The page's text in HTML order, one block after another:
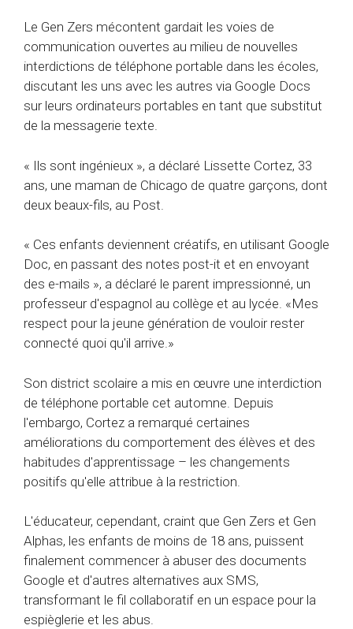
Le Gen Zers mécontent gardait les voies de
communication ouvertes au milieu de nouvelles
interdictions de téléphone portable dans les écoles,
discutant les uns avec les autres via Google Docs
sur leurs ordinateurs portables en tant que substitut
de la messagerie texte.
« Ils sont ingénieux », a déclaré Lissette Cortez, 33
ans, une maman de Chicago de quatre garçons, dont
deux beaux-fils, au Post.
« Ces enfants deviennent créatifs, en utilisant Google
Doc, en passant des notes post-it et en envoyant
des e-mails », a déclaré le parent impressionné, un
professeur d'espagnol au collège et au lycée. «Mes
respect pour la jeune génération de vouloir rester
connecté quoi qu'il arrive.»
Son district scolaire a mis en œuvre une interdiction
de téléphone portable cet automne. Depuis
l'embargo, Cortez a remarqué certaines
améliorations du comportement des élèves et des
habitudes d'apprentissage – les changements
positifs qu'elle attribue à la restriction.
L'éducateur, cependant, craint que Gen Zers et Gen
Alphas, les enfants de moins de 18 ans, puissent
finalement commencer à abuser des documents
Google et d'autres alternatives aux SMS,
transformant le fil collaboratif en un espace pour la
espièglerie et les abus.